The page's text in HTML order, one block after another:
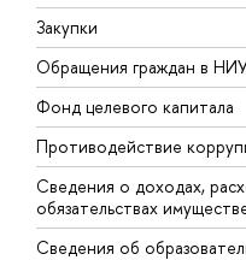
Закупки
Обращения граждан в
Фонд целевого капитала
Противодействие
Сведения о доходах,
обязательствах
Сведения об